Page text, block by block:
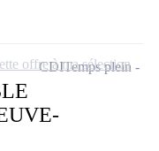
CDITemps plein
offre à ma sélection